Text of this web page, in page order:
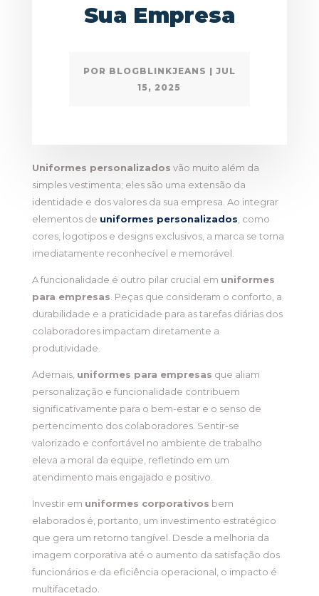
Sua Empresa
POR BLOGBLINKJEANS | JUL
15, 2025
Uniformes personalizados vão muito além da
simples vestimenta; eles são uma extensão da
identidade e dos valores da sua empresa. Ao integrar
elementos de uniformes personalizados , como
cores, logotipos e designs exclusivos, a marca se torna
imediatamente reconhecível e memorável.
A funcionalidade é outro pilar crucial em uniformes
para empresas . Peças que consideram o conforto, a
durabilidade e a praticidade para as tarefas diárias dos
colaboradores impactam diretamente a
produtividade.
Ademais, uniformes para empresas que aliam
personalização e funcionalidade contribuem
significativamente para o bem-estar e o senso de
pertencimento dos colaboradores. Sentir-se
valorizado e confortável no ambiente de trabalho
eleva a moral da equipe, refletindo em um
atendimento mais engajado e positivo.
Investir em uniformes corporativos bem
elaborados é, portanto, um investimento estratégico
que gera um retorno tangível. Desde a melhoria da
imagem corporativa até o aumento da satisfação dos
funcionários e da eficiência operacional, o impacto é
multifacetado.